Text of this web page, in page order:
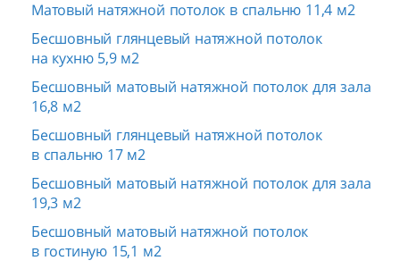
Матовый натяжной потолок в спальню 11,4 м2
Бесшовный глянцевый натяжной потолок
на кухню 5,9 м2
Бесшовный матовый натяжной потолок для зала
16,8 м2
Бесшовный глянцевый натяжной потолок
в спальню 17 м2
Бесшовный матовый натяжной потолок для зала
19,3 м2
Бесшовный матовый натяжной потолок
в гостиную 15,1 м2